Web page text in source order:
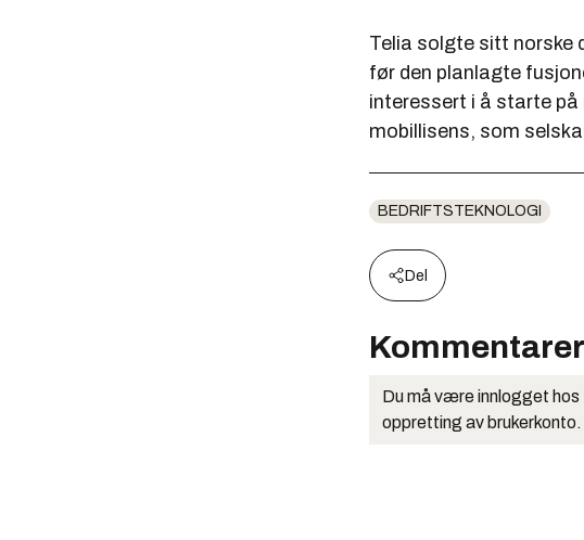
Telia solgte sitt norske
før den planlagte
interessert i å starte
mobillisens, som
BEDRIFTSTEKNOLOGI
Del
Kommentarer
Du må være innlogget
oppretting av brukerkonto.